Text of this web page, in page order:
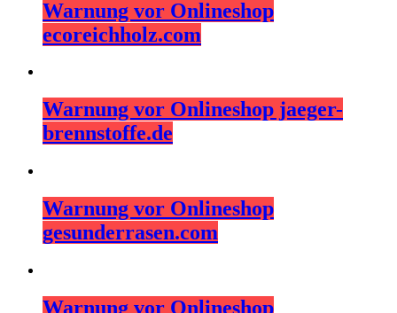
Warnung vor Onlineshop
ecoreichholz.com
Warnung vor Onlineshop jaeger-
brennstoffe.de
Warnung vor Onlineshop
gesunderrasen.com
Warnung vor Onlineshop